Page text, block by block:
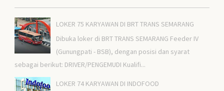
LOKER 75 KARYAWAN DI BRT TRANS SEMARANG
Dibuka loker di BRT TRANS SEMARANG Feeder IV
(Gunungpati - BSB), dengan posisi dan syarat
sebagai berikut: DRIVER/PENGEMUDI Kualifi...
LOKER 74 KARYAWAN DI INDOFOOD